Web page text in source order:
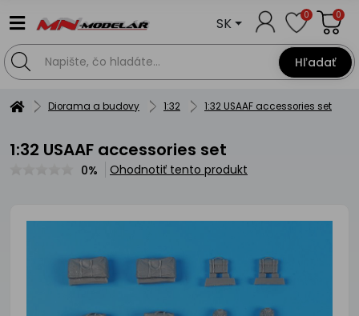
Hľadať
SK 0 0
Diorama a budovy 1:32 1:32 USAAF accessories set
1:32 USAAF accessories set
0% Ohodnotiť tento produkt